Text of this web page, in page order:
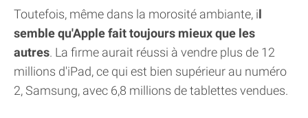
Toutefois, même dans la morosité ambiante, il
semble qu'Apple fait toujours mieux que les
autres. La firme aurait réussi à vendre plus de 12
millions d'iPad, ce qui est bien supérieur au numéro
2, Samsung, avec 6,8 millions de tablettes vendues.